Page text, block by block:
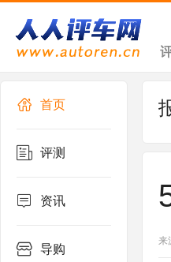
首页
评测
资讯
导购
来